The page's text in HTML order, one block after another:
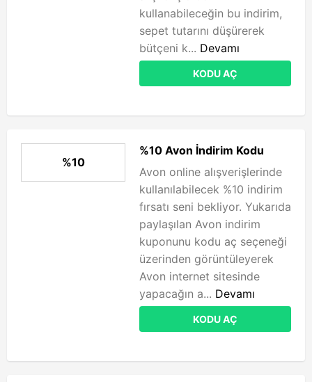
kullanabileceğin bu indirim,
sepet tutarını düşürerek
bütçeni k... Devamı
KODU AÇ
%10
%10 Avon İndirim Kodu
Avon online alışverişlerinde
kullanılabilecek %10 indirim
fırsatı seni bekliyor. Yukarıda
paylaşılan Avon indirim
kuponunu kodu aç seçeneği
üzerinden görüntüleyerek
Avon internet sitesinde
yapacağın a... Devamı
KODU AÇ